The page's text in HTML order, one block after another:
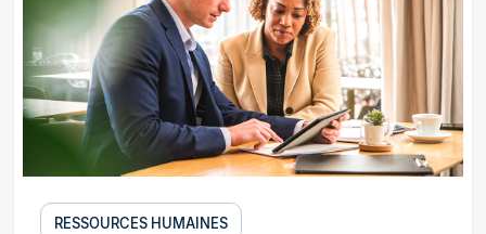
RESSOURCES HUMAINES